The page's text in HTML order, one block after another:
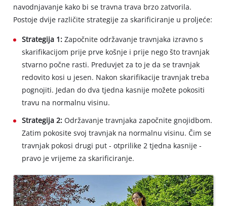
navodnjavanje kako bi se travna trava brzo zatvorila.
Postoje dvije različite strategije za skarificiranje u proljeće:
Strategija 1:Započnite održavanje travnjaka izravno s
skarifikacijom prije prve košnje i prije nego što travnjak
stvarno počne rasti. Preduvjet za to je da se travnjak
redovito kosi u jesen. Nakon skarifikacije travnjak treba
pognojiti. Jedan do dva tjedna kasnije možete pokositi
travu na normalnu visinu.
Strategija 2:Održavanje travnjaka započnite gnojidbom.
Zatim pokosite svoj travnjak na normalnu visinu. Čim se
travnjak pokosi drugi put - otprilike 2 tjedna kasnije -
pravo je vrijeme za skarificiranje.